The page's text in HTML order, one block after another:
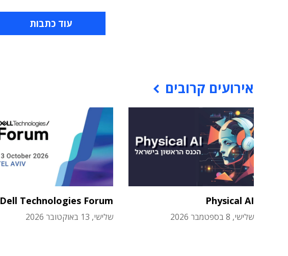
עוד כתבות
אירועים קרובים
Physical AI
שלישי, 8 בספטמבר 2026
Dell Technologies Forum
שלישי, 13 באוקטובר 2026